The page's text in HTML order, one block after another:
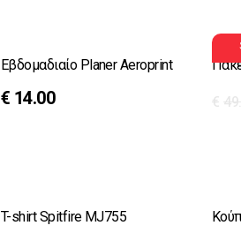
Εβδομαδιαίο Planer Aeroprint
€ 14.00 €
T-shirt Spitfire MJ755